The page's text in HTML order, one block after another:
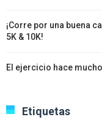
¡Corre por una buena
5K & 10K!
El ejercicio hace
Etiquetas